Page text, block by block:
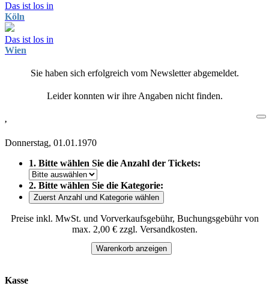
Das ist los in
Köln
Das ist los in
Wien
Sie haben sich erfolgreich vom Newsletter abgemeldet.
Leider konnten wir ihre Angaben nicht finden.
,
Donnerstag, 01.01.1970
1. Bitte wählen Sie die Anzahl der Tickets:
2. Bitte wählen Sie die Kategorie:
Zuerst Anzahl und Kategorie wählen
Preise inkl. MwSt. und Vorverkaufsgebühr, Buchungsgebühr von
max. 2,00 € zzgl. Versandkosten.
Warenkorb anzeigen
Kasse